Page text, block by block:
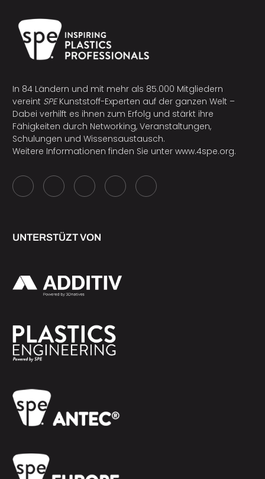
In 84 Ländern und mit mehr als 85.000 Mitgliedern
vereint SPEKunststoff-Experten auf der ganzen Welt –
Dabei verhilft es ihnen zum Erfolg und stärkt ihre
Fähigkeiten durch Networking, Veranstaltungen,
Schulungen und Wissensaustausch.
Weitere Informationen finden Sie unter www.4spe.org.
UNTERSTÜZT VON